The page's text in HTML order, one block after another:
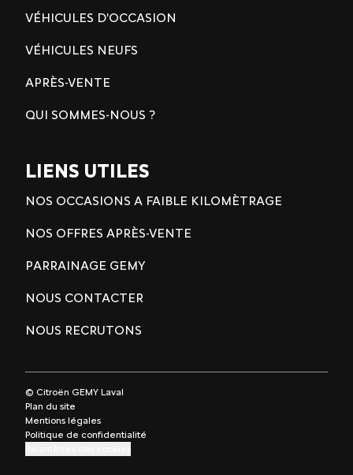
VÉHICULES D'OCCASION
VÉHICULES NEUFS
APRÈS-VENTE
QUI SOMMES-NOUS ?
LIENS UTILES
NOS OCCASIONS A FAIBLE KILOMÈTRAGE
NOS OFFRES APRÈS-VENTE
PARRAINAGE GEMY
NOUS CONTACTER
NOUS RECRUTONS
© Citroën GEMY Laval
Plan du site
Mentions légales
Politique de confidentialité